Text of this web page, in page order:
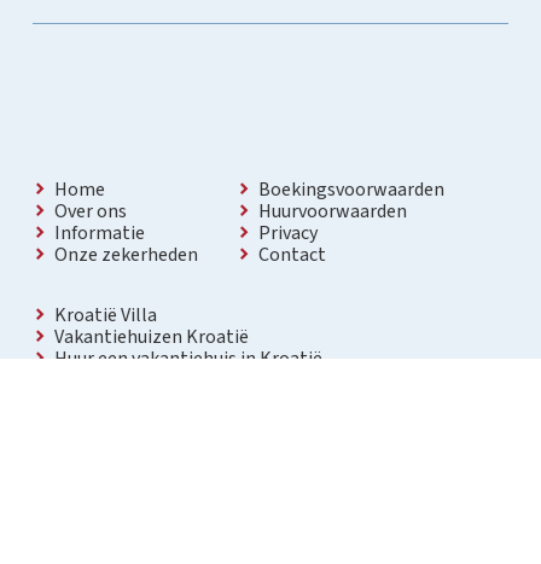
Home
Over ons
Informatie
Onze zekerheden
Boekingsvoorwaarden
Huurvoorwaarden
Privacy
Contact
Kroatië Villa
Vakantiehuizen Kroatië
Huur een vakantiehuis in Kroatië